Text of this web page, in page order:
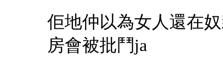
佢地仲以為女人還在
房會被批鬥ja